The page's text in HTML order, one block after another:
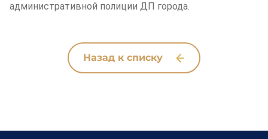
административной полиции ДП города.
Назад к списку